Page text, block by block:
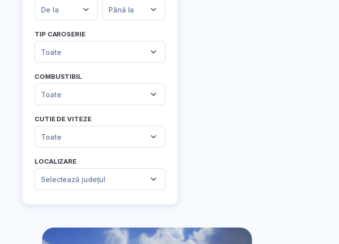
De la Până la
TIP CAROSERIE
Toate
COMBUSTIBIL
Toate
CUTIE DE VITEZE
Toate
LOCALIZARE
Selectează județul